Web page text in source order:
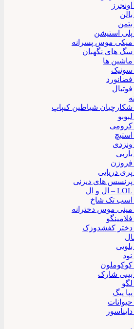
بتمن
پلی استیشن
میکی موس پسرانه
سگ های نگهبان
ماشین ها
سونیک
فضانورد
شکارچیان شیاطین کیپاپ
کرومی
استیچ
ونزدی
فروزن
پری دریایی
پرنسس های دیزنی
اسب تک شاخ
مینی موس دخترانه
دختر کفشدوزک
کوکوملون
بیبی شارک
لگو
پیگ
حیوانات